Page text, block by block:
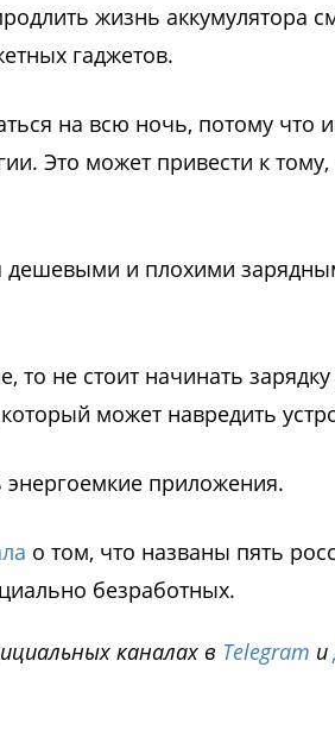
жизнь аккумулятора
гаджетов.
на всю ночь, потому что
Это может привести к
дешевыми и плохими
не стоит начинать зарядку
может навредить
энергоемкие приложения.
о том, что названы пять
безработных.
каналах в Telegram и